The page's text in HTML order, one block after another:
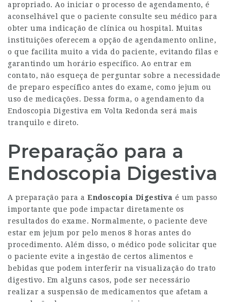
apropriado. Ao iniciar o processo de agendamento, é
aconselhável que o paciente consulte seu médico para
obter uma indicação de clínica ou hospital. Muitas
instituições oferecem a opção de agendamento online,
o que facilita muito a vida do paciente, evitando filas e
garantindo um horário específico. Ao entrar em
contato, não esqueça de perguntar sobre a necessidade
de preparo específico antes do exame, como jejum ou
uso de medicações. Dessa forma, o agendamento da
Endoscopia Digestiva em Volta Redonda será mais
tranquilo e direto.
Preparação para a
Endoscopia Digestiva
A preparação para a Endoscopia Digestiva é um passo
importante que pode impactar diretamente os
resultados do exame. Normalmente, o paciente deve
estar em jejum por pelo menos 8 horas antes do
procedimento. Além disso, o médico pode solicitar que
o paciente evite a ingestão de certos alimentos e
bebidas que podem interferir na visualização do trato
digestivo. Em alguns casos, pode ser necessário
realizar a suspensão de medicamentos que afetam a